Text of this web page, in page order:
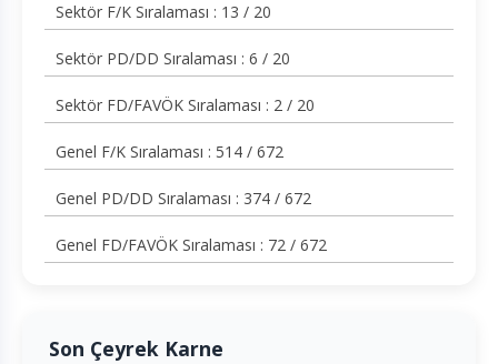
Sektör F/K Sıralaması : 13 / 20
Sektör PD/DD Sıralaması : 6 / 20
Sektör FD/FAVÖK Sıralaması : 2 / 20
Genel F/K Sıralaması : 514 / 672
Genel PD/DD Sıralaması : 374 / 672
Genel FD/FAVÖK Sıralaması : 72 / 672
Son Çeyrek Karne